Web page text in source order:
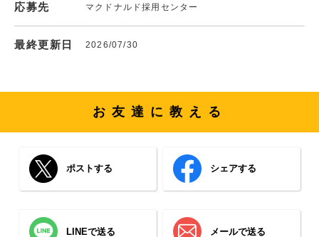
応募先 マクドナルド採用センター
最終更新日 2026/07/30
お友達に教える
ポストする シェアする
LINEで送る メールで送る